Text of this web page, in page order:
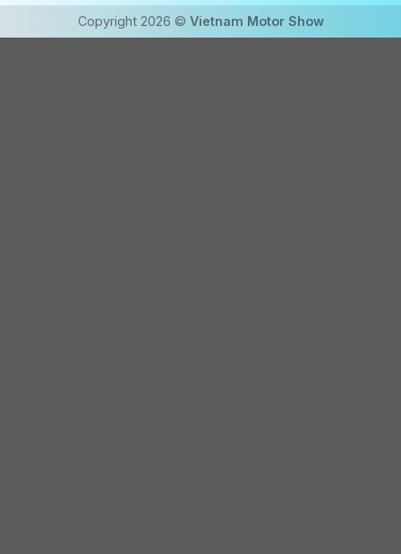
Copyright 2026 © Vietnam Motor Show